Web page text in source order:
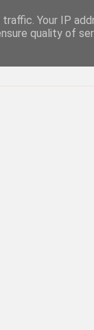
Your IP
quality of